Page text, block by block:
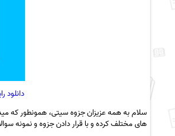
دانلود
سلام به همه عزیزان جزوه سیتی، همونطور که
های مختلف کرده و با قرار دادن جزوه و نمونه